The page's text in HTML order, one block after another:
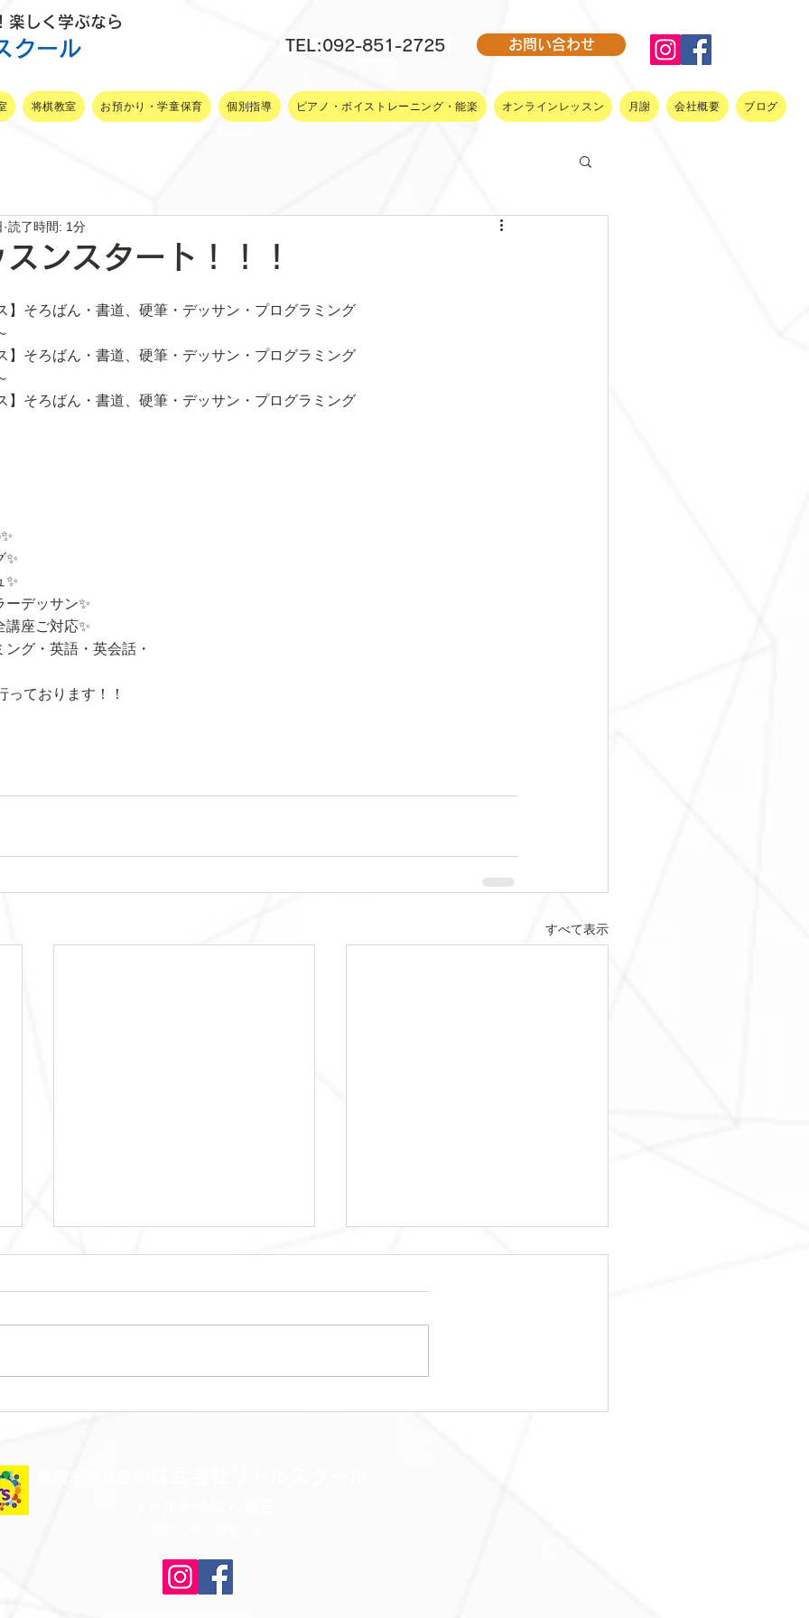
楽しく学ぶなら
クール TEL:092-851-2725 お問い合わせ
将棋教室 お預かり・学童保育 個別指導 ピアノ・ボイストレーニング・能楽 オンラインレッスン 月謝 会社概要 ブログ
ンスタート！！！
読了時間: 1分
】そろばん・書道、硬筆・デッサン・プログラミング
】そろばん・書道、硬筆・デッサン・プログラミング
】そろばん・書道、硬筆・デッサン・プログラミング
✨
✨
ーデッサン✨
講座ご対応✨
グ・英語・英会話・
っております！！
すべて表示
土曜日レッスンスター
金曜日レッスンスター